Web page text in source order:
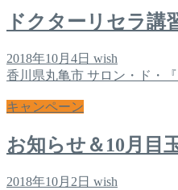
ドクターリセラ講
2018年10月4日 wish
香川県丸亀市 サロン・ド・
キャンペーン
お知らせ＆10月目
2018年10月2日 wish